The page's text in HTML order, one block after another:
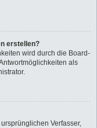
erstellen?
wird durch die Board-
als
Verfasser,